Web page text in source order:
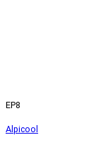
EP8
Alpicool